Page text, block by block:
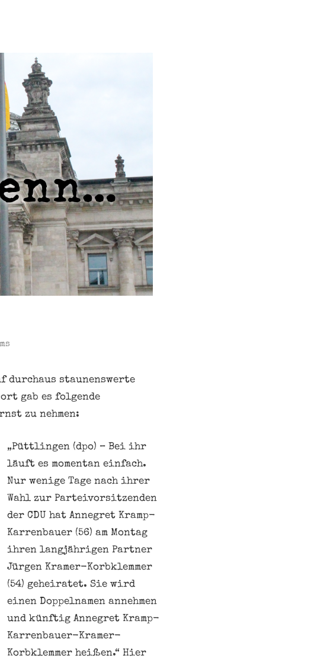
durchaus staunenswerte
gab es folgende
zu nehmen:
„Püttlingen (dpo) – Bei ihr
läuft es momentan einfach.
Nur wenige Tage nach ihrer
Wahl zur Parteivorsitzenden
der CDU hat Annegret Kramp-
Karrenbauer (56) am Montag
ihren langjährigen Partner
Jürgen Kramer-Korbklemmer
(54) geheiratet. Sie wird
einen Doppelnamen annehmen
und künftig Annegret Kramp-
Karrenbauer-Kramer-
Korbklemmer heißen.“ Hier